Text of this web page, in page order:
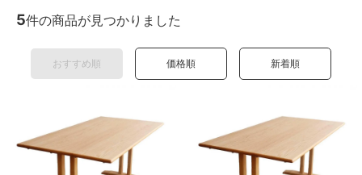
問い合わせ
当店について
5件の商品が見つかりました
おすすめ順 価格順 新着順